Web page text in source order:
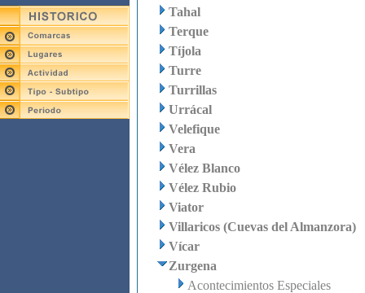
Tahal
Terque
Tíjola
Turre
Turrillas
Urrácal
Velefique
Vera
Vélez Blanco
Vélez Rubio
Viator
Villaricos (Cuevas del Almanzora)
Vícar
Zurgena
Acontecimientos Especiales